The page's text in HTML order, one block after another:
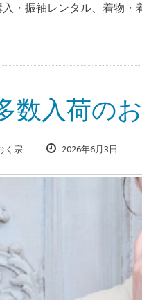
・振袖レンタル、着物
数入荷の
く宗 2026年6月3日